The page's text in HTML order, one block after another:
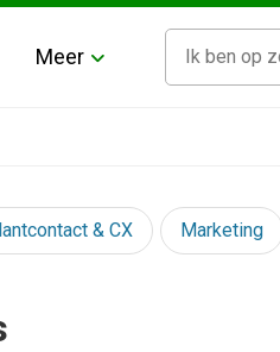
Meer
& CX Marketing